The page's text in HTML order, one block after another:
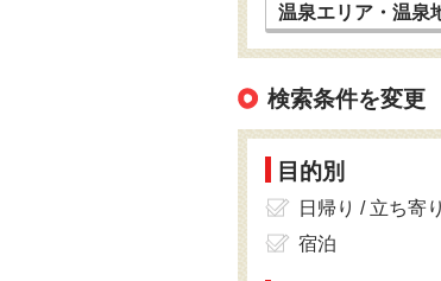
温泉エリア・温泉
検索条件を変更
目的別
日帰り / 立ち寄り
宿泊